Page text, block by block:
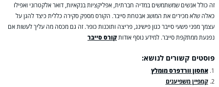
זה כולל אנשים שמשתמשים במדיה חברתית, אפליקציות בנקאיות, דואר אלקטרוני ואפילו
כאלה שלא מכירים את המושג אבטחת סייבר. הקורס מספק סקירה כללית כיצד להגן על
עצמך מפני פשעי סייבר כגון פישינג, פריצה ותוכנות כופר. זה גם מכסה מה עליך לעשות אם
נפגעת ממתקפת סייבר. למידע נוסף אודותקורס סייבר
פוסטים קשורים לנושא:
אחסון וורדפרס מומלץ
קמפיין משפיענים